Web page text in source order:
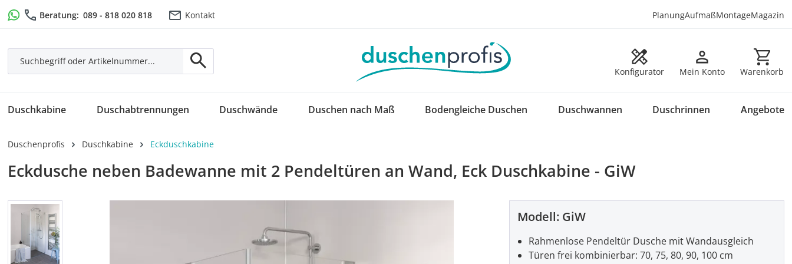
Hauptinhalt springen
Zur Suche springen
Zur Hauptnavigation springen
Beratung: 089 - 818 020 818 Kontakt PlanungAufmaßMontageMagazin
Konfigurator Mein Konto Warenkorb
Warenkorb
Duschkabine Duschabtrennungen Duschwände Duschen nach Maß Bodengleiche Duschen Duschwannen Duschrinnen Angebote
Duschenprofis Duschkabine Eckduschkabine
Eckdusche neben Badewanne mit 2 Pendeltüren an Wand, Eck Duschkabine - GiW
Bildergalerie überspringen
Modell: GiW
Rahmenlose Pendeltür Dusche mit Wandausgleich
Türen frei kombinierbar: 70, 75, 80, 90, 100 cm